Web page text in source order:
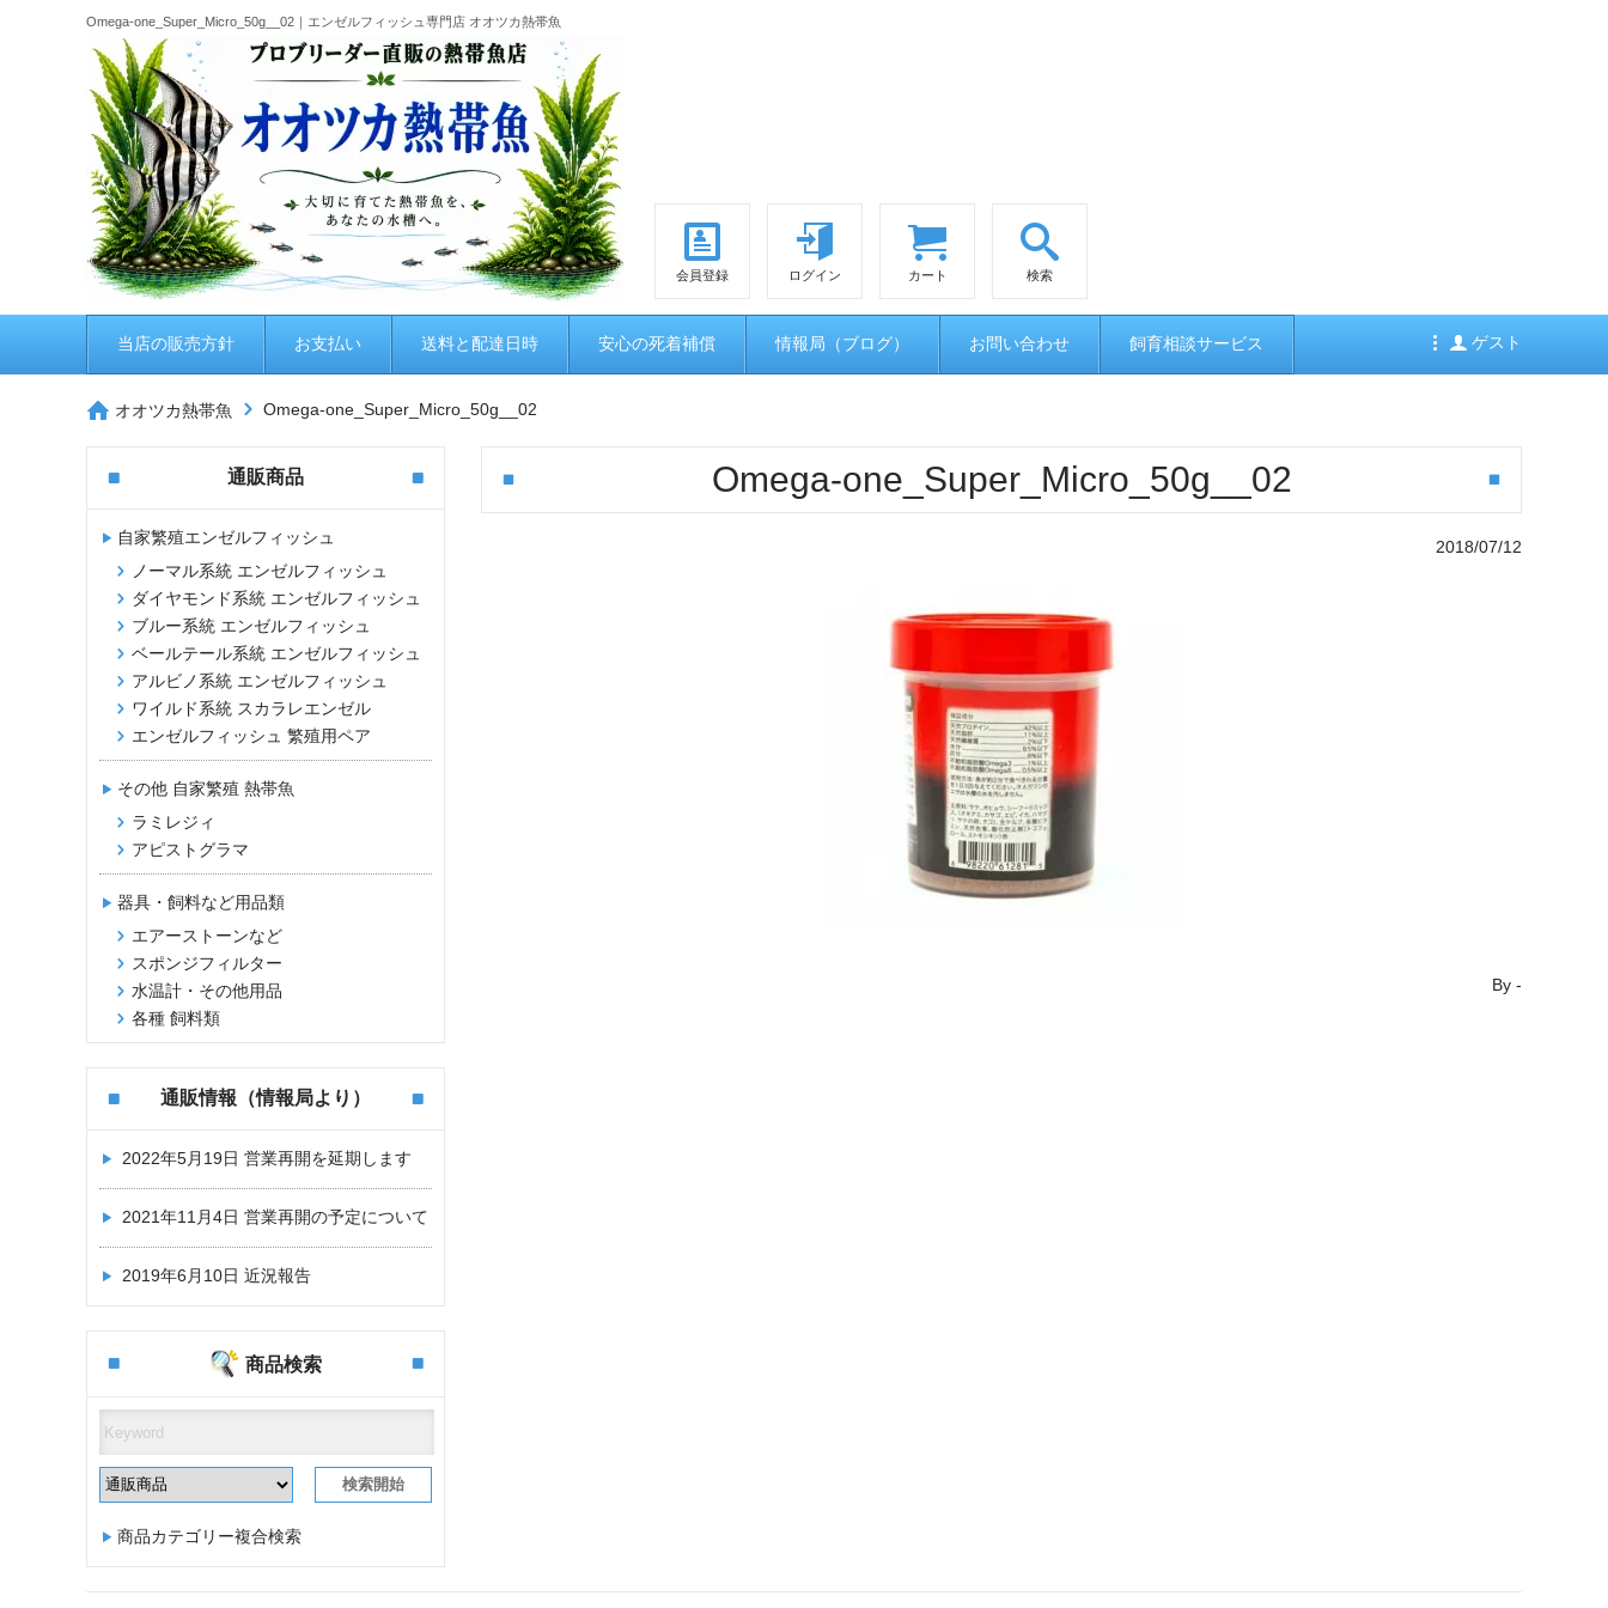
Omega-one_Super_Micro_50g__02｜エンゼルフィッシュ専門店 オオツカ熱帯魚
会員登録 ログイン カート 検索
ゲスト
当店の販売方針 お支払い 送料と配達日時 安心の死着補償 情報局（ブログ） お問い合わせ 飼育相談サービス
オオツカ熱帯魚 Omega-one_Super_Micro_50g__02
Omega-one_Super_Micro_50g__02
2018/07/12
By -
通販商品
自家繁殖エンゼルフィッシュ
ノーマル系統 エンゼルフィッシュ
ダイヤモンド系統 エンゼルフィッシュ
ブルー系統 エンゼルフィッシュ
ベールテール系統 エンゼルフィッシュ
アルビノ系統 エンゼルフィッシュ
ワイルド系統 スカラレエンゼル
エンゼルフィッシュ 繁殖用ペア
その他 自家繁殖 熱帯魚
ラミレジィ
アピストグラマ
器具・飼料など用品類
エアーストーンなど
スポンジフィルター
水温計・その他用品
各種 飼料類
通販情報（情報局より）
2022年5月19日 営業再開を延期します
2021年11月4日 営業再開の予定について
2019年6月10日 近況報告
商品検索
商品カテゴリー複合検索